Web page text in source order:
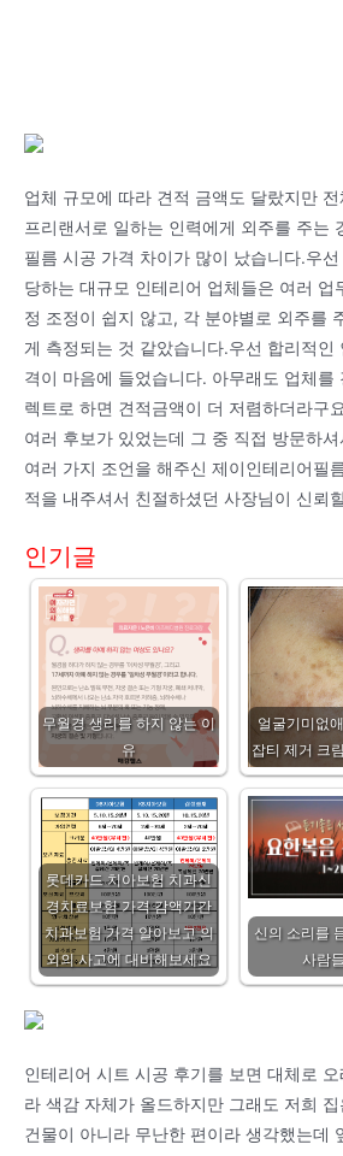
업체 규모에 따라 견적 금액도 달랐지만
프리랜서로 일하는 인력에게 외주를 주는
필름 시공 가격 차이가 많이 났습니다.우
당하는 대규모 인테리어 업체들은 여러 업
정 조정이 쉽지 않고, 각 분야별로 외주를
게 측정되는 것 같았습니다.우선 합리적인
격이 마음에 들었습니다. 아무래도 업체를
렉트로 하면 견적금액이 더 저렴하더라구
여러 후보가 있었는데 그 중 직접 방문하
여러 가지 조언을 해주신 제이인테리어필
적을 내주셔서 친절하셨던 사장님이 신뢰
인기글
무월경 생리를 하지 않는 이
유
얼굴기미없
잡티 제거 크
롯데카드 치아보험 치과신
경치료보험 가격 감액기간
치과보험 가격 알아보고 의
외의 사고에 대비해보세요
신의 소리를
사람
인테리어 시트 시공 후기를 보면 대체로
라 색감 자체가 올드하지만 그래도 저희
건물이 아니라 무난한 편이라 생각했는데